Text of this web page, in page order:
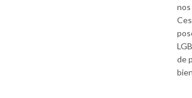
de